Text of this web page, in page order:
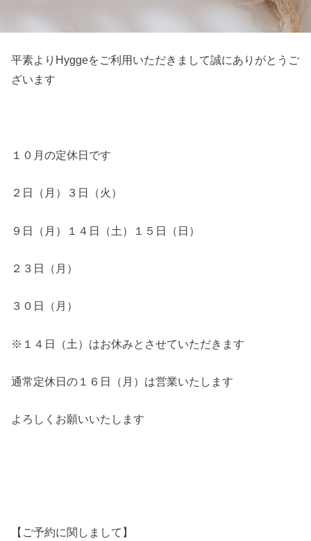
平素よりHyggeをご利用いただきまして誠にありがとうご
ざいます
１０月の定休日です
２日（月）３日（火）
９日（月）１４日（土）１５日（日）
２３日（月）
３０日（月）
※１４日（土）はお休みとさせていただきます
通常定休日の１６日（月）は営業いたします
よろしくお願いいたします
【ご予約に関しまして】